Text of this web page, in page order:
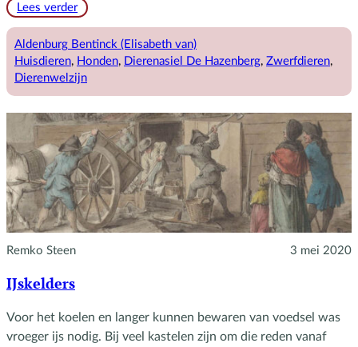
Lees verder:
en
De
Hazenberg
Aldenburg Bentinck (Elisabeth van)
Huisdieren, Honden, Dierenasiel De Hazenberg, Zwerfdieren
Dierenwelzijn
Remko Steen 3 mei 2020
IJskelders
Voor het koelen en langer kunnen bewaren van voedsel was
vroeger ijs nodig. Bij veel kastelen zijn om die reden vanaf